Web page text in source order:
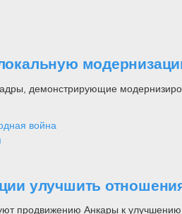
демонстрирующие
война
улучшить
продвижению Анкары к